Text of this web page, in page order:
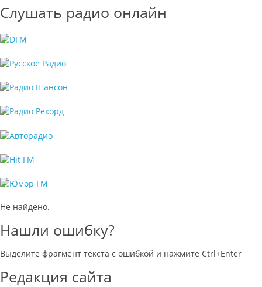
Слушать радио онлайн
Не найдено.
Нашли ошибку?
Выделите фрагмент текста с ошибкой и нажмите Ctrl+Enter
Редакция сайта